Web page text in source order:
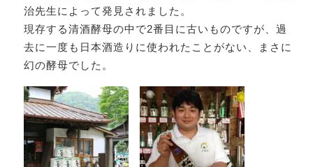
治先生によって発見されました。
現存する清酒酵母の中で2番目に古いものですが、過
去に一度も日本酒造りに使われたことがない、まさに
幻の酵母でした。